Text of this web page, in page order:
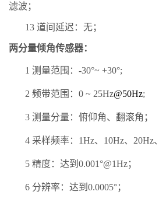
滤波；
13 道间延迟：无；
两分量倾角传感器：
1 测量范围： -30°~ +30°;
2 频带范围： 0 ~ 25Hz@50Hz;
3 测量分量： 俯仰角、 翻滚角 ；
4 采样频率： 1Hz、 10Hz、 20Hz、
5 精度： 达到 0.001 °@1Hz；
6 分辨率： 达到 0.0005°；